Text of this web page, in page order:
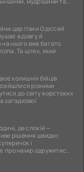
цар Ітаки Одіссей
в довгу й
нього вже багато
Та шлях, який
колишніх бійців
різними
до світу жорстоких
загадкової
де спокій —
рішення швидко
і
про намір одружитися,